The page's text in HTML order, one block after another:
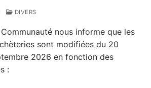
DIVERS
nous informe que les
sont modifiées du 20
2026 en fonction des
: